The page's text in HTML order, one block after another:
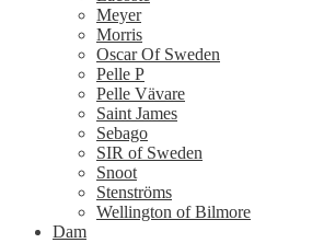
Meyer
Morris
Oscar Of Sweden
Pelle P
Pelle Vävare
Saint James
Sebago
SIR of Sweden
Snoot
Stenströms
Wellington of Bilmore
Dam